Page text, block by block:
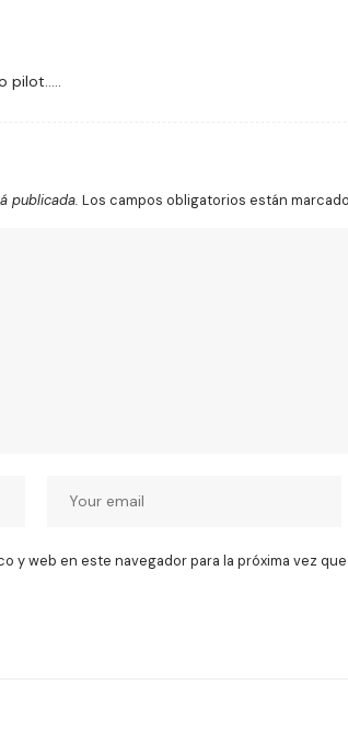
pilot…..
publicada. Los campos obligatorios están
y web en este navegador para la próxima vez